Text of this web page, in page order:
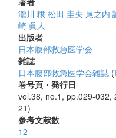
瀧川 穣 松田 圭央 尾之内
崎 眞人
出版者
日本腹部救急医学会
雑誌
日本腹部救急医学会雑誌 (
巻号頁・発行日
vol.38, no.1, pp.029-032,
21)
参考文献数
12